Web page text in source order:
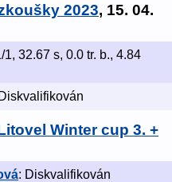
2023, 15. 04.
1, 32.67 s, 0.0 tr. b., 4.84
Winter cup 3. +
: Diskvalifikován